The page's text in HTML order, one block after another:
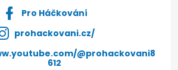
Pro Háčkování
prohackovani.cz/
@prohackovani8
612